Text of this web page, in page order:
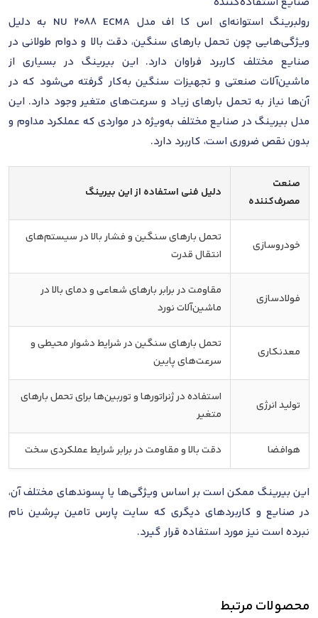
رولبرینگ استوانه‌ای اس کا اف مدل NU 2088 ECMA به دلیل
ویژگی‌هایی چون تحمل بارهای سنگین، دقت بالا و دوام طولانی در
صنایع مختلف کاربرد فراوان دارد. این بیرینگ در بسیاری از
ماشین‌آلات صنعتی و تجهیزات سنگین به‌کار گرفته می‌شود که در
آن‌ها نیاز به تحمل بارهای زیاد و سرعت‌های متغیر وجود دارد. این
مدل بیرینگ در صنایع مختلف به‌ویژه در مواردی که عملکرد مداوم و
بدون نقص ضروری است، کاربرد دارد.
صنعت
مصرف‌کننده
دلیل فنی استفاده از این بیرینگ
خودروسازی
تحمل بارهای سنگین و فشار بالا در سیستم‌های
انتقال قدرت
فولادسازی
مقاومت در برابر بارهای شعاعی و دمای بالا در
ماشین‌آلات نورد
معدنکاری
تحمل بارهای سنگین در شرایط دشوار محیطی و
سرعت‌های پایین
تولید انرژی
استفاده در ژنراتورها و توربین‌ها برای تحمل بارهای
متغیر
هوافضا دقت بالا و مقاومت در برابر شرایط عملکردی سخت
این بیرینگ ممکن است بر اساس ویژگی‌ها یا پسوندهای مختلف آن،
در صنایع و کاربردهای دیگری که سایت پارس تامین پرشین نام
نبرده است نیز مورد استفاده قرار گیرد.
محصولات مرتبط